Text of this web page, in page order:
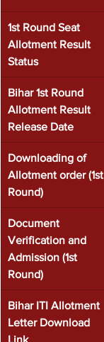
1st Round Seat
Allotment Result
Status
Bihar 1st Round
Allotment Result
Release Date
Downloading of
Allotment order (1st
Round)
Document
Verification and
Admission (1st
Round)
Bihar ITI Allotment
Letter Download
Link